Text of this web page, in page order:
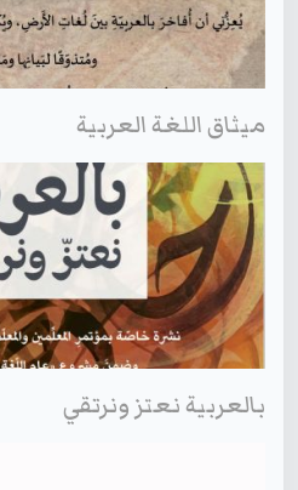
ميثاق اللغة العربية
بالعربية نعتز ونرتقي